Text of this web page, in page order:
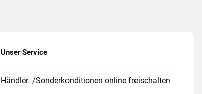
Unser Service
Händler- /Sonderkonditionen online freischalten